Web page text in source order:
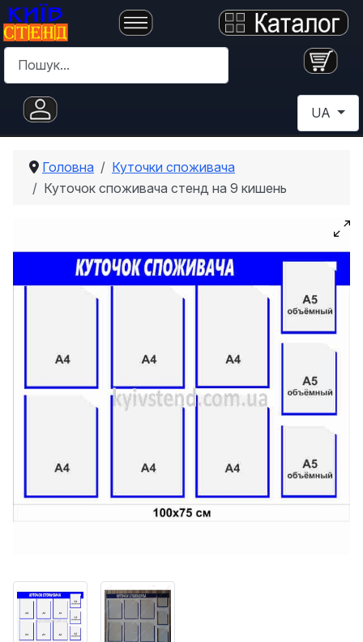
Пошук
Оберіть
UA
Головна
Куточки споживача
Куточок споживача стенд на 9 кишень